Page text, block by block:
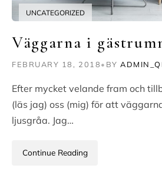
UNCATEGORIZED
Väggarna i
FEBRUARY 18, 2018• BY
Efter mycket velande fram och
(läs jag) oss (mig) för att
ljusgråa. Jag…
Continue Reading